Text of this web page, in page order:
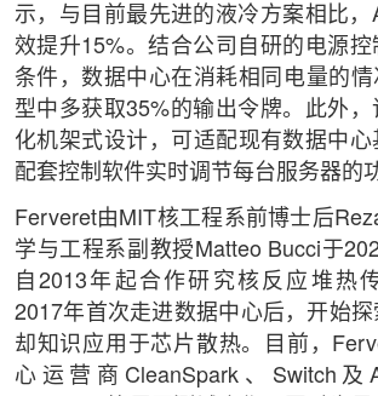
示，与目前最先进的液冷方案相比
效提升15%。结合公司自研的电源
条件，数据中心在消耗相同电量的
型中多获取35%的输出令牌。此外
化机架式设计，可适配现有数据中
配套控制软件实时调节每台服务器的
Ferveret由MIT核工程系前博士后
学与工程系副教授Matteo Bucci于
自2013年起合作研究核反应堆热
2017年首次走进数据中心后，开始
却知识应用于芯片散热。目前，
心运营商CleanSpark、Switch